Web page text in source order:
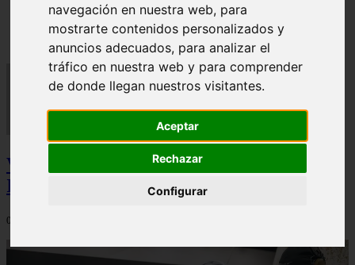
navegación en nuestra web, para
mostrarte contenidos personalizados y
anuncios adecuados, para analizar el
tráfico en nuestra web y para comprender
de donde llegan nuestros visitantes.
Aceptar
Rechazar
Configurar
En África harán lo que parecía imposible: Utilizarán
moléculas de agua para cocinar sus alimentos
Video Advertencias desde la cúspide de la
IA: Hinton y el posible colapso social
06/03/2026